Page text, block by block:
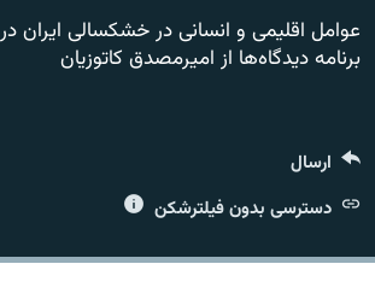
به ما بپیوندید
زبان‌های دیگر
عوامل اقلیمی و انسانی در خشکسالی ایران در
برنامه دیدگاه‌ها از امیرمصدق کاتوزیان
ارسال
دسترسی بدون فیلترشکن